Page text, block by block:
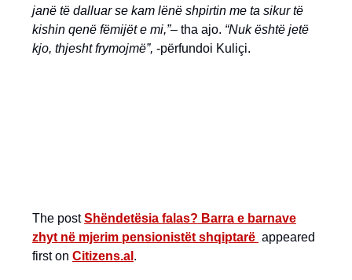
janë të dalluar se kam lënë shpirtin me ta sikur të
kishin qenë fëmijët e mi,”– tha ajo. “Nuk është jetë
kjo, thjesht frymojmë”, -përfundoi Kuliçi.
The postShëndetësia falas? Barra e barnave
zhyt në mjerim pensionistët shqiptarë appeared
first on Citizens.al .